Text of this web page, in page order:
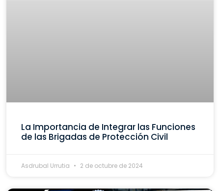
La Importancia de Integrar las Funciones
de las Brigadas de Protección Civil
Asdrubal Urrutia 2 de octubre de 2024